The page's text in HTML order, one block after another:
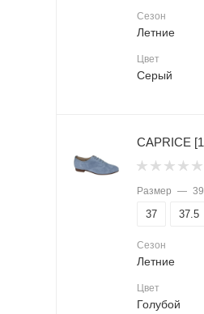
Сезон
Летние
Цвет
Серый
CAPRICE
Размер — 39
37 37.5
Сезон
Летние
Цвет
Голубой